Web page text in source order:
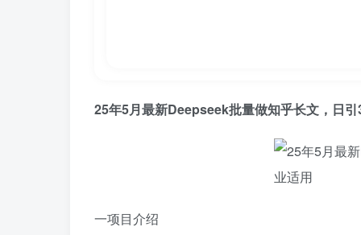
25年5月最新Deepseek批量做知乎长文，日
一项目介绍